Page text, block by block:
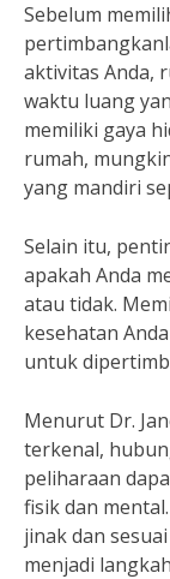
Sebelum
aktivitas Anda,
waktu luang
memiliki gaya
rumah,
yang mandiri
Selain itu,
apakah Anda
atau tidak.
kesehatan
untuk
Menurut Dr.
terkenal,
peliharaan
fisik dan
jinak dan
menjadi